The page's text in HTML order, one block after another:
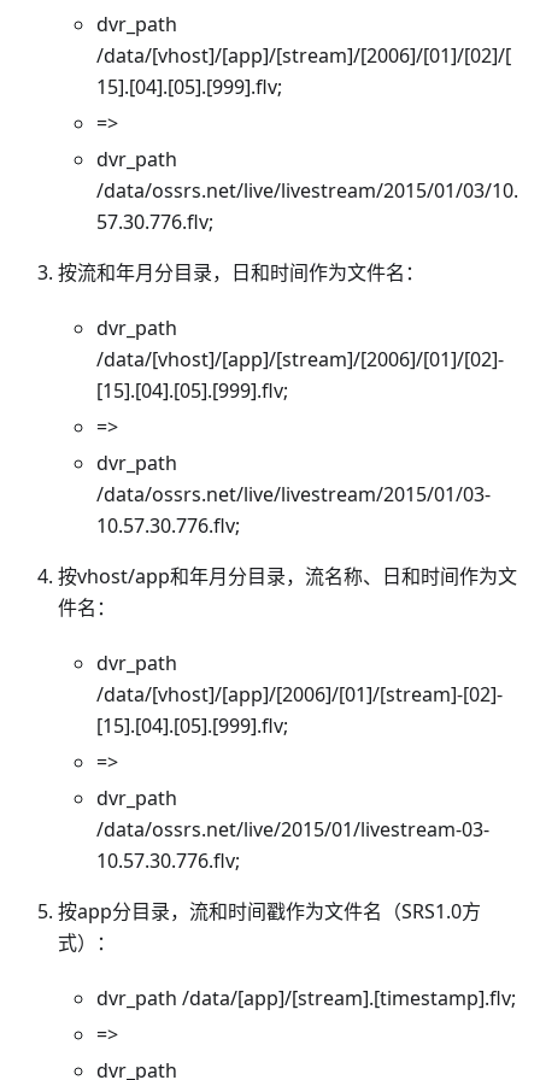
dvr_path
/data/[vhost]/[app]/[stream]/[2006]/[01]/[02]/[
15].[04].[05].[999].flv;
=>
dvr_path
/data/ossrs.net/live/livestream/2015/01/03/10.
57.30.776.flv;
按流和年月分目录，日和时间作为文件名：
dvr_path
/data/[vhost]/[app]/[stream]/[2006]/[01]/[02]-
[15].[04].[05].[999].flv;
=>
dvr_path
/data/ossrs.net/live/livestream/2015/01/03-
10.57.30.776.flv;
按vhost/app和年月分目录，流名称、日和时间作为文
件名：
dvr_path
/data/[vhost]/[app]/[2006]/[01]/[stream]-[02]-
[15].[04].[05].[999].flv;
=>
dvr_path
/data/ossrs.net/live/2015/01/livestream-03-
10.57.30.776.flv;
按app分目录，流和时间戳作为文件名（SRS1.0方
式）：
dvr_path /data/[app]/[stream].[timestamp].flv;
=>
dvr_path